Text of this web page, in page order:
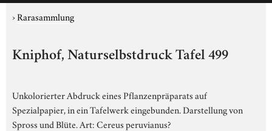
›Rarasammlung
Kniphof, Naturselbstdruck Tafel 499
Unkolorierter Abdruck eines Pflanzenpräparats auf
Spezialpapier, in ein Tafelwerk eingebunden. Darstellung von
Spross und Blüte. Art: Cereus peruvianus?